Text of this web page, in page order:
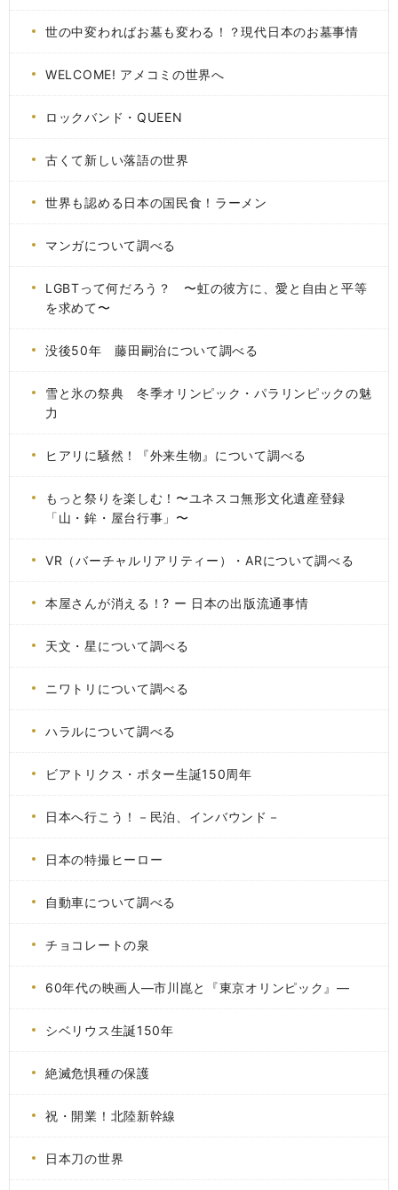
世の中変わればお墓も変わる！？現代日本のお墓事情
WELCOME! アメコミの世界へ
ロックバンド・QUEEN
古くて新しい落語の世界
世界も認める日本の国民食！ラーメン
マンガについて調べる
LGBTって何だろう？ 〜虹の彼方に、愛と自由と平等
を求めて〜
没後50年 藤田嗣治について調べる
雪と氷の祭典 冬季オリンピック・パラリンピックの魅
力
ヒアリに騒然！『外来生物』について調べる
もっと祭りを楽しむ！〜ユネスコ無形文化遺産登録
「山・鉾・屋台行事」〜
VR（バーチャルリアリティー）・ARについて調べる
本屋さんが消える！? ー 日本の出版流通事情
天文・星について調べる
ニワトリについて調べる
ハラルについて調べる
ビアトリクス・ポター生誕150周年
日本へ行こう！－民泊、インバウンド－
日本の特撮ヒーロー
自動車について調べる
チョコレートの泉
60年代の映画人―市川崑と『東京オリンピック』―
シベリウス生誕150年
絶滅危惧種の保護
祝・開業！北陸新幹線
日本刀の世界